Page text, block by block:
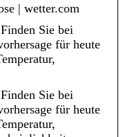
| wetter.com
Sie bei
für heute
Sie bei
für heute